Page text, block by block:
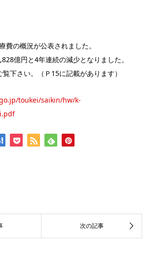
費の概況が公表されました。
億円と4年連続の減少となりました。
下さい。（Ｐ15に記載があります）
toukei/saikin/hw/k-